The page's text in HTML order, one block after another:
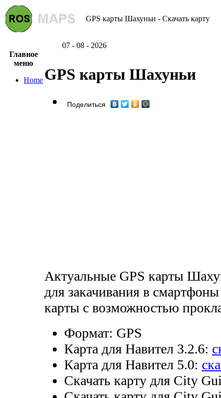
GPS карты Шахуньи - Скачать карту
07 - 08 - 2026
Главное
меню
Home GPS карты Шахуньи
Поделиться
Актуальные GPS карты
для закачивания в
карты с возможностью
Формат: GPS
Карта для Навител 3.2.6:
Карта для Навител 5.0:
Скачать карту для City